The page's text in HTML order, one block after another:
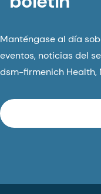
Manténgase al día
eventos, noticias del
dsm-firmenich Health,